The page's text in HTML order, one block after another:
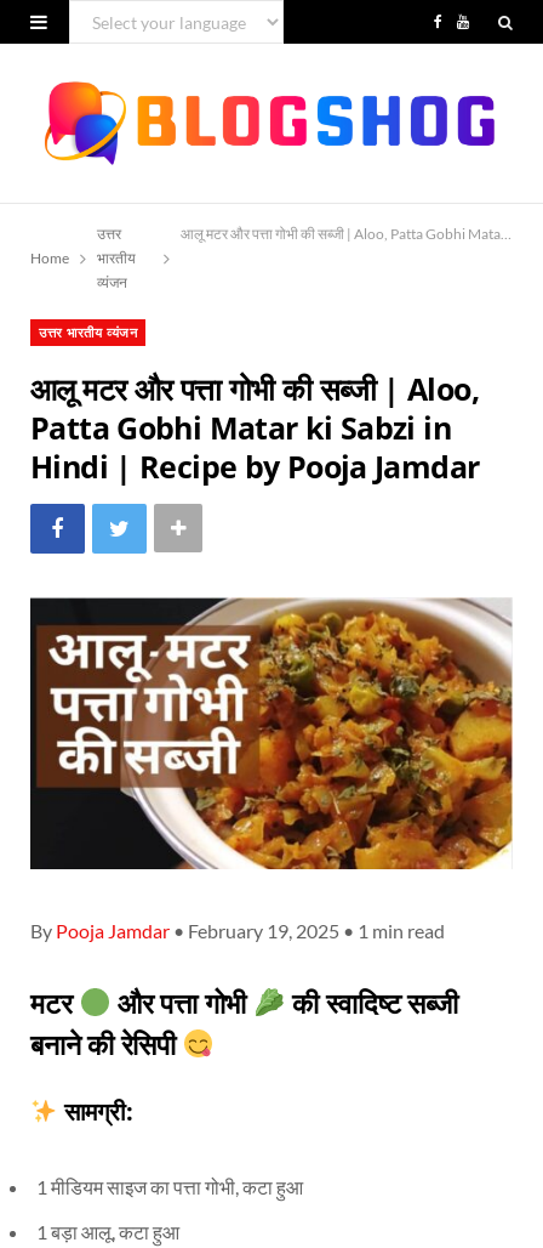
c
o
Y
u
b
Home
उत्तर
भारतीय
व्यंजन
आलू मटर और पत्ता गोभी की सब्जी | Aloo, Patta Gobhi Matar ki
उत्तर भारतीय व्यंजन
आलू मटर और पत्ता गोभी की सब्जी | Aloo,
Patta Gobhi Matar ki Sabzi in
Hindi | Recipe by Pooja Jamdar
By Pooja Jamdar • February 19, 2025 • 1 min read
मटर और पत्ता गोभी
की स्वादिष्ट सब्जी
बनाने की रेसिपी
सामग्री:
1 मीडियम साइज का पत्ता गोभी, कटा हुआ
1 बड़ा आलू, कटा हुआ